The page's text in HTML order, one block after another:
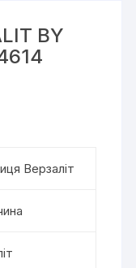
BY
Верзаліт